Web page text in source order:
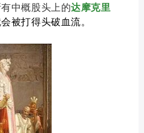
中概股头上的达摩克里
被打得头破血流。